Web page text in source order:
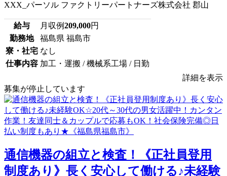
XXX_パーソル ファクトリーパートナーズ株式会社 郡山
給与 月収例209,000円
勤務地
福島県 福島市
寮・社宅 なし
仕事内容 加工・運搬 / 機械系工場 / 日勤
詳細を表示
募集が停止しています
通信機器の組立と検査！《正社員登用
制度あり》長く安心して働ける♪未経験